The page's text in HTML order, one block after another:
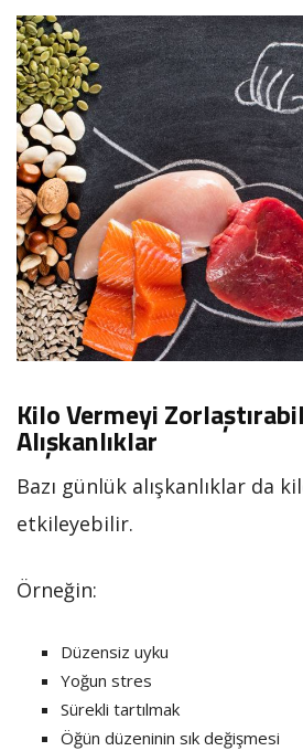
Kilo Vermeyi
Alışkanlıklar
Bazı günlük alışkanlıklar da
etkileyebilir.
Örneğin:
Düzensiz uyku
Yoğun stres
Sürekli tartılmak
Öğün düzeninin sık değişmesi